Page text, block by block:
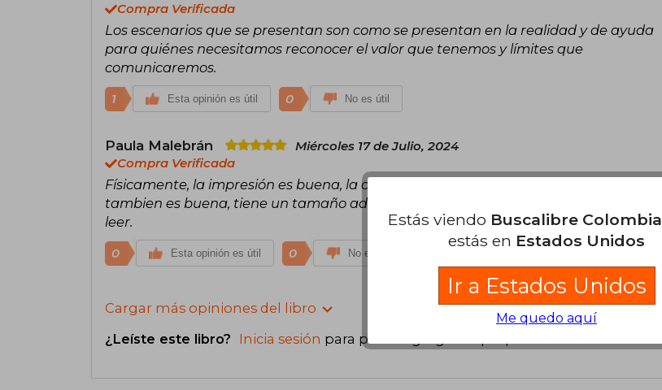
Compra Verificada
Los escenarios que se presentan son como se presentan en la realidad y de ayuda
para quiénes necesitamos reconocer el valor que tenemos y límites que
comunicaremos.
1 Esta opinión es útil 0 No es útil
Paula Malebrán
Miércoles 17 de Julio, 2024
Compra Verificada
Físicamente, la impresión es buena, la calidad de la manufacturación del libro,
tambien es buena, tiene un tamaño adecuado de letras, por lo que se hace facil de
leer.
0 Esta opinión es útil 0 No es útil
Cargar más opiniones del libro
¿Leíste este libro? Inicia sesión para poder agregar tu propia evaluación
Estás viendo Buscalibre Colombia
estás en Estados Unidos
Ir a Estados Unidos
Me quedo aquí